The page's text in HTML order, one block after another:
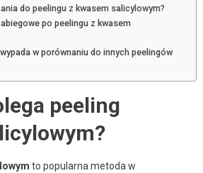
do peelingu z kwasem salicylowym?
po peelingu z kwasem
w porównaniu do innych peelingów
peeling
to popularna metoda w